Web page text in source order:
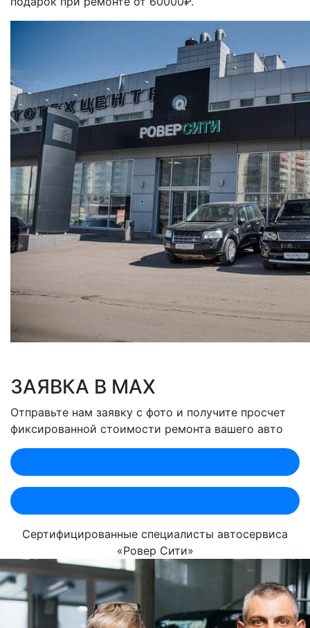
ЗАЯВКА В MAX
Отправьте нам заявку с фото и получите просчет
фиксированной стоимости ремонта вашего авто
Сертифицированные специалисты автосервиса
«Ровер Сити»